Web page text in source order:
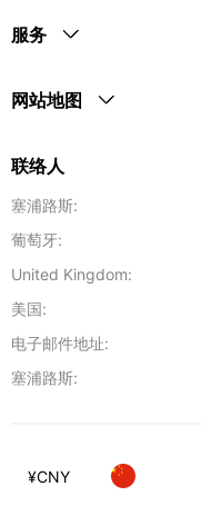
服务
网站地图
联络人
塞浦路斯:
葡萄牙:
United Kingdom:
美国:
电子邮件地址:
塞浦路斯:
¥CNY